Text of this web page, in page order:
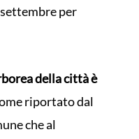
settembre per
della città è
riportato dal
che al